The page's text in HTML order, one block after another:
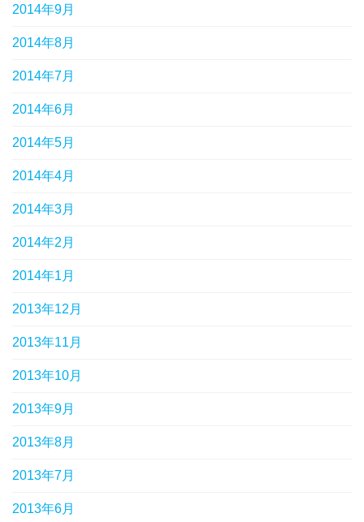
2014年9月
2014年8月
2014年7月
2014年6月
2014年5月
2014年4月
2014年3月
2014年2月
2014年1月
2013年12月
2013年11月
2013年10月
2013年9月
2013年8月
2013年7月
2013年6月